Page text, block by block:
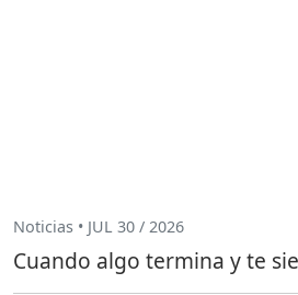
Noticias • JUL 30 / 2026
Cuando algo termina y te